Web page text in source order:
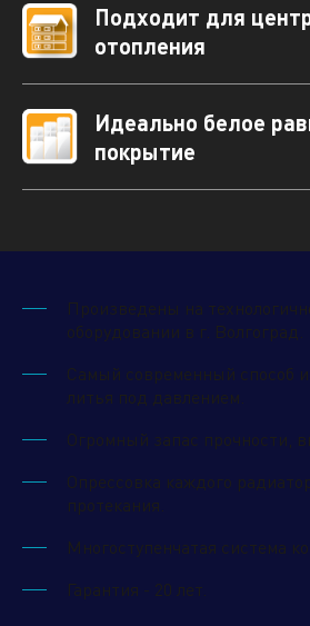
Нажимая кнопку "отправить",
сусловиями обработки
Отправить
Подходит для
отопления
Идеально белое
покрытие
Произведены на
оборудовании в г. Волгоград.
Самый современный способ
литья под давлением.
Огромный запас прочности,
Опрессовка каждого
протекания.
Многоступенчатая система
Гарантия - 20 лет.